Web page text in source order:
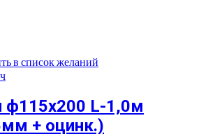
в список желаний
ф115х200 L-1,0м
+ оцинк.)